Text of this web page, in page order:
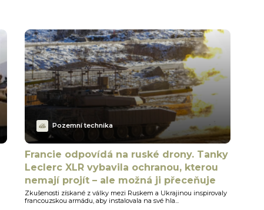
Pozemní technika
Francie odpovídá na ruské drony. Tanky
Leclerc XLR vybavila ochranou, kterou
nemají projít – ale možná ji přeceňuje
Zkušenosti získané z války mezi Ruskem a Ukrajinou inspirovaly
francouzskou armádu, aby instalovala na své hla...